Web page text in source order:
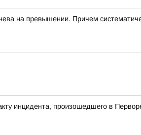
на превышении. Причем
инцидента, произошедшего в